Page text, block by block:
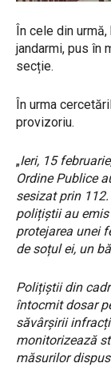
În cele din
jandarmi, pus în
secție.
În urma
provizoriu.
„Ieri, 15
Ordine Publice
sesizat prin
polițiștii au
protejarea unei
de soțul ei, un
Polițiștii din
întocmit dosar
săvârșirii
monitorizează
măsurilor